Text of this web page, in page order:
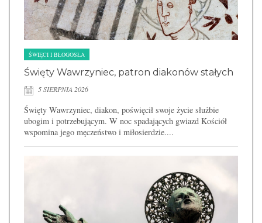
ŚWIĘCI I BŁOGOSŁA
Święty Wawrzyniec, patron diakonów stałych
5 SIERPNIA 2026
Święty Wawrzyniec, diakon, poświęcił swoje życie służbie
ubogim i potrzebującym. W noc spadających gwiazd Kościół
wspomina jego męczeństwo i miłosierdzie....